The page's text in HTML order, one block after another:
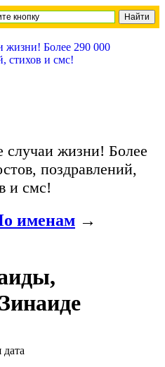
случаи жизни! Более
поздравлений,
и смс!
именам →